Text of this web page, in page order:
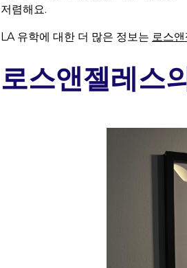
저렴해요.
LA 유학에 대한 더 많은 정보는 로스
로스앤젤레스